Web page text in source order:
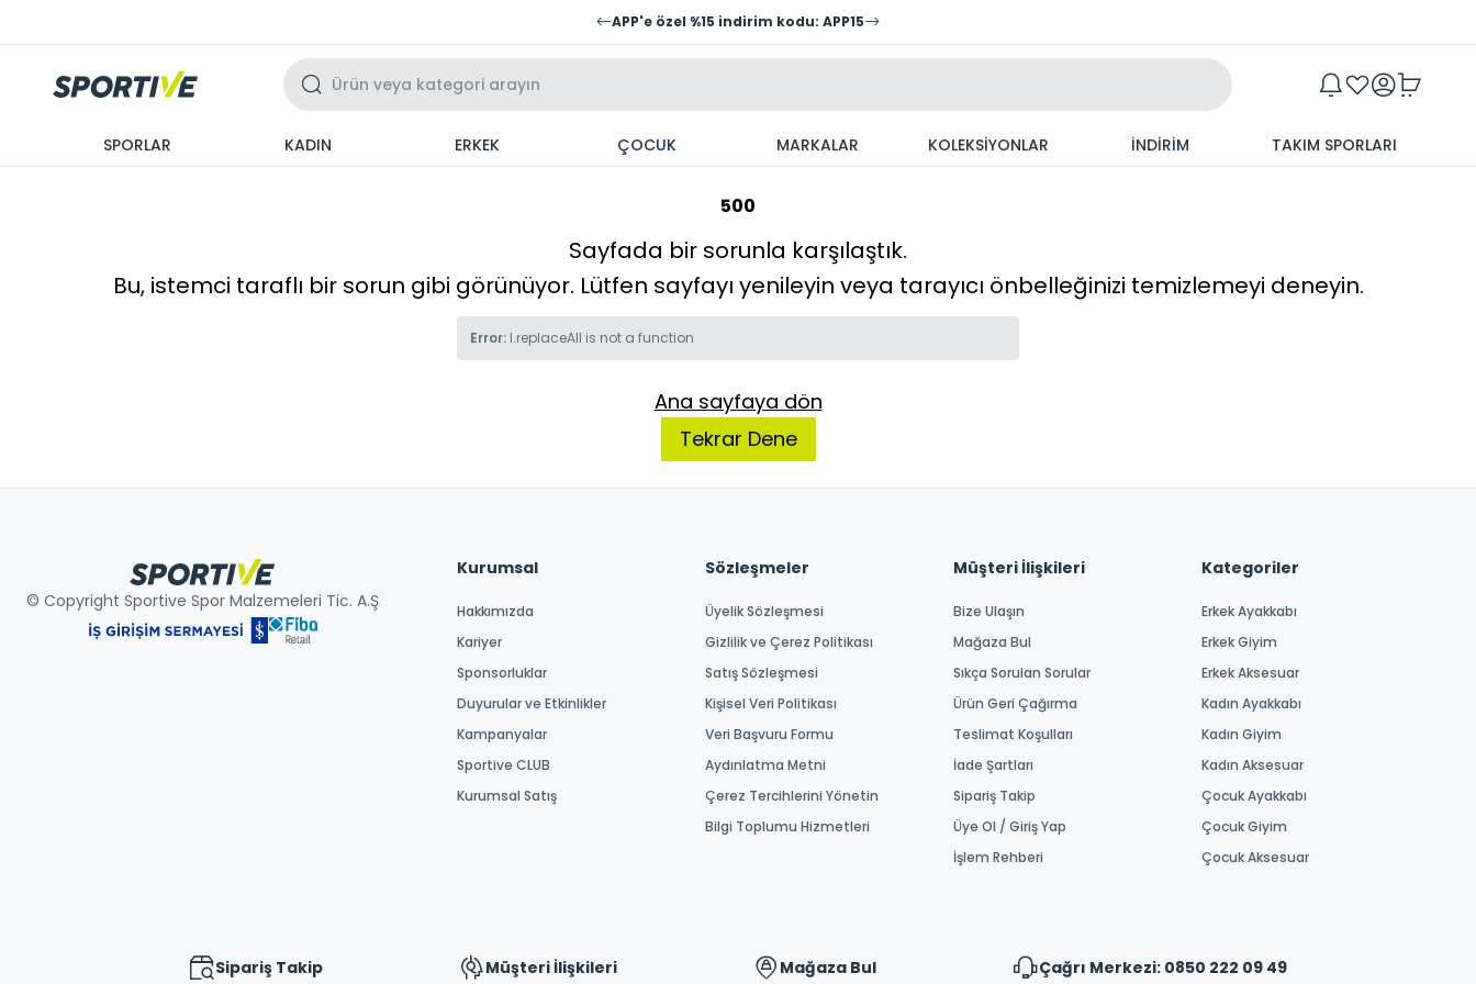
APP'e özel %15 indirim kodu: APP15
SPORLAR KADIN ERKEK ÇOCUK MARKALAR KOLEKSİYONLAR İNDİRİM TAKIM SPORLARI
500
Sayfada bir sorunla karşılaştık.
Bu, istemci taraflı bir sorun gibi görünüyor. Lütfen sayfayı yenileyin veya tarayıcı önbelleğinizi temizlemeyi deneyin.
Error: l.replaceAll is not a function
Ana sayfaya dön
Tekrar Dene
© Copyright Sportive Spor Malzemeleri Tic. A.Ş
Kurumsal
Hakkımızda
Kariyer
Sponsorluklar
Duyurular ve Etkinlikler
Kampanyalar
Sportive CLUB
Kurumsal Satış
Sözleşmeler
Üyelik Sözleşmesi
Gizlilik ve Çerez Politikası
Satış Sözleşmesi
Kişisel Veri Politikası
Veri Başvuru Formu
Aydınlatma Metni
Çerez Tercihlerini Yönetin
Bilgi Toplumu Hizmetleri
Müşteri İlişkileri
Bize Ulaşın
Mağaza Bul
Sıkça Sorulan Sorular
Ürün Geri Çağırma
Teslimat Koşulları
İade Şartları
Sipariş Takip
Üye Ol / Giriş Yap
İşlem Rehberi
Kategoriler
Erkek Ayakkabı
Erkek Giyim
Erkek Aksesuar
Kadın Ayakkabı
Kadın Giyim
Kadın Aksesuar
Çocuk Ayakkabı
Çocuk Giyim
Çocuk Aksesuar
Sipariş Takip Müşteri İlişkileri Mağaza Bul Çağrı Merkezi: 0850 222 09 49